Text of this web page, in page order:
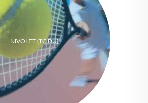
NIVOLET (TC DU)